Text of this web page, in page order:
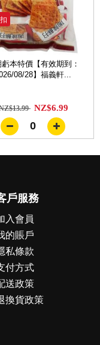
本特價【有效期到：
08/28】福義軒...
NZ$6.99
0
戶服務
入會員
的賬戶
私條款
付方式
送政策
換貨政策